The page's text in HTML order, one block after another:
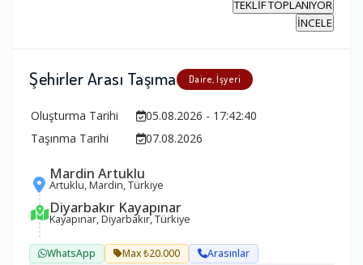
TEKLİF TOPLANIYOR
İNCELE
Şehirler Arası Taşıma Daire, İşyeri
Oluşturma Tarihi
05.08.2026 - 17:42:40
Taşınma Tarihi
07.08.2026
Mardin Artuklu
Artuklu, Mardin, Türkiye
Diyarbakır Kayapınar
Kayapınar, Diyarbakır, Türkiye
WhatsApp Max ₺20.000 Arasınlar